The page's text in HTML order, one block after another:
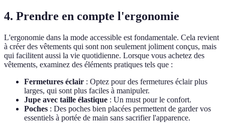
4. Prendre en compte l'ergonomie
L'ergonomie dans la mode accessible est fondamentale. Cela revient
à créer des vêtements qui sont non seulement joliment conçus, mais
qui facilitent aussi la vie quotidienne. Lorsque vous achetez des
vêtements, examinez des éléments pratiques tels que :
Fermetures éclair : Optez pour des fermetures éclair plus
larges, qui sont plus faciles à manipuler.
Jupe avec taille élastique : Un must pour le confort.
Poches : Des poches bien placées permettent de garder vos
essentiels à portée de main sans sacrifier l'apparence.